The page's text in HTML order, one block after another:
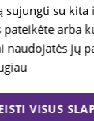
Finansinės
veiklos
D.U.K.
sujungti su kita
pateikėte arba
naudojatės jų
VISUS